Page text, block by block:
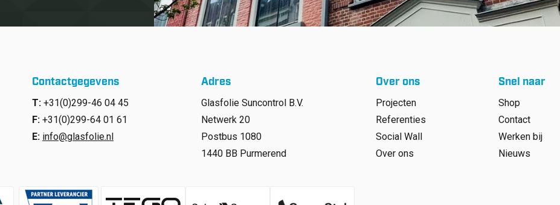
Contactgegevens
T: +31(0)299-46 04 45
F: +31(0)299-64 01 61
E: info@glasfolie.nl
Adres
Glasfolie Suncontrol B.V.
Netwerk 20
Postbus 1080
1440 BB Purmerend
Over ons
Projecten
Referenties
Social Wall
Over ons
Snel naar
Shop
Contact
Werken bij
Nieuws